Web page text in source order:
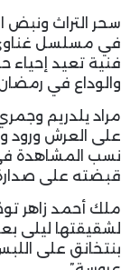
سحر التراث ونبض
في مسلسل
فنية تعيد إحياء
والوداع في رمضان
مراد يلدريم
على العرش ورود
نسب المشاهدة
قبضته على
ملك أحمد زاهر
لشقيقتها ليلى
بنتخانق على